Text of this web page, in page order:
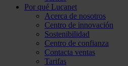
Por qué Lucanet
Acerca de nosotros
Centro de innovación
Sostenibilidad
Centro de confianza
Contacta ventas
Tarifas